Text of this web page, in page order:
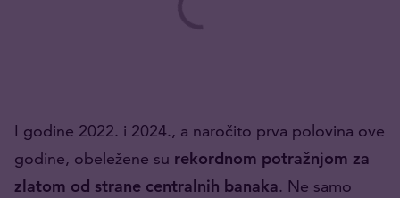
I godine 2022. i 2024., a naročito prva polovina ove
godine, obeležene su rekordnom potražnjom za
zlatom od strane centralnih banaka. Ne samo